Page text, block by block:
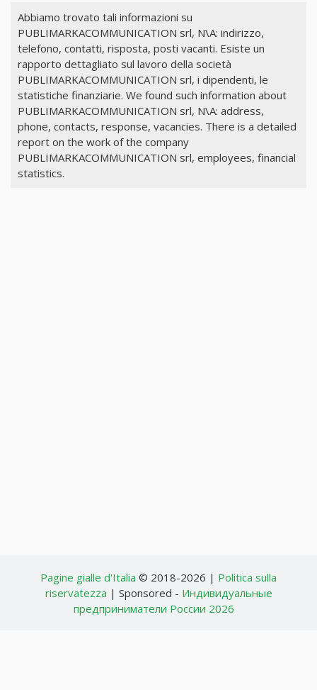
Abbiamo trovato tali informazioni su
PUBLIMARKACOMMUNICATION srl, N\A: indirizzo,
telefono, contatti, risposta, posti vacanti. Esiste un
rapporto dettagliato sul lavoro della società
PUBLIMARKACOMMUNICATION srl, i dipendenti, le
statistiche finanziarie. We found such information about
PUBLIMARKACOMMUNICATION srl, N\A: address,
phone, contacts, response, vacancies. There is a detailed
report on the work of the company
PUBLIMARKACOMMUNICATION srl, employees, financial
statistics.
Pagine gialle d'Italia © 2018-2026 | Politica sulla
riservatezza | Sponsored - Индивидуальные
предприниматели России 2026